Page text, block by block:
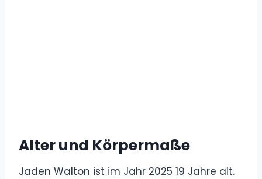
Alter und Körpermaße
Jaden Walton ist im Jahr 2025 19 Jahre alt.